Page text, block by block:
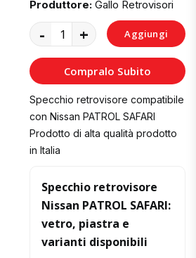
Produttore: Gallo Retrovisori
- + Aggiungi
al
Carrello
Compralo Subito
Specchio retrovisore compatibile
con Nissan PATROL SAFARI
Prodotto di alta qualità prodotto
in Italia
Specchio retrovisore
Nissan PATROL SAFARI:
vetro, piastra e
varianti disponibili